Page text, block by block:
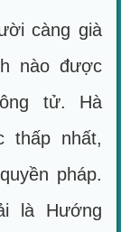
càng già
nào được
tử. Hà
thấp nhất,
pháp.
là Hướng